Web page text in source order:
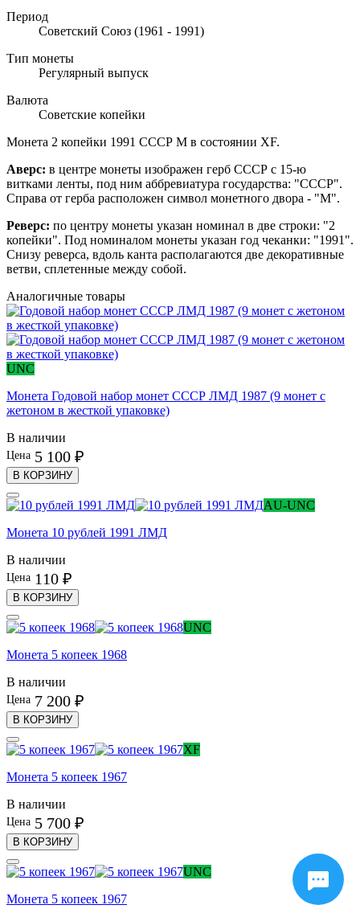
Период
Советский Союз (1961 - 1991)
Тип монеты
Регулярный выпуск
Валюта
Советские копейки
Монета 2 копейки 1991 СССР М в состоянии XF.
Аверс: в центре монеты изображен герб СССР с 15-ю
витками ленты, под ним аббревиатура государства: "СССР".
Справа от герба расположен символ монетного двора - "М".
Реверс: по центру монеты указан номинал в две строки: "2
копейки". Под номиналом монеты указан год чеканки: "1991".
Снизу реверса, вдоль канта располагаются две декоративные
ветви, сплетенные между собой.
Аналогичные товары
UNC
Монета Годовой набор монет СССР ЛМД 1987 (9 монет с
жетоном в жесткой упаковке)
В наличии
Цена 5 100 ₽
В КОРЗИНУ
AU-UNC
Монета 10 рублей 1991 ЛМД
В наличии
Цена 110 ₽
В КОРЗИНУ
UNC
Монета 5 копеек 1968
В наличии
Цена 7 200 ₽
В КОРЗИНУ
XF
Монета 5 копеек 1967
В наличии
Цена 5 700 ₽
В КОРЗИНУ
UNC
Монета 5 копеек 1967